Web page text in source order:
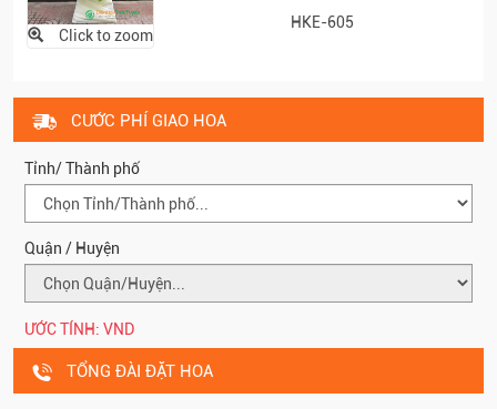
Click to zoom
HKE-605
CƯỚC PHÍ GIAO HOA
Tỉnh/ Thành phố
Quận / Huyện
ƯỚC TÍNH: VND
TỔNG ĐÀI ĐẶT HOA